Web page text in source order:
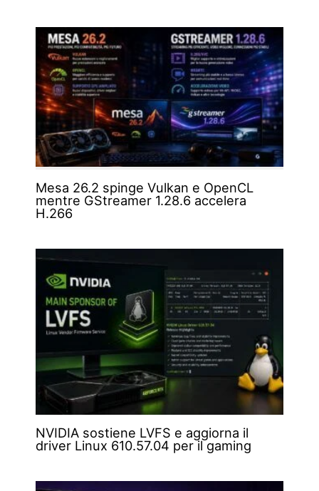
Mesa 26.2 spinge Vulkan e OpenCL
mentre GStreamer 1.28.6 accelera
H.266
NVIDIA sostiene LVFS e aggiorna il
driver Linux 610.57.04 per il gaming